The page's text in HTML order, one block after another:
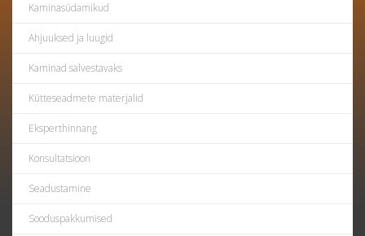
Kaminasüdamikud
Ahjuuksed ja luugid
Kaminad salvestavaks
Kütteseadmete materjalid
Eksperthinnang
Konsultatsioon
Seadustamine
Sooduspakkumised